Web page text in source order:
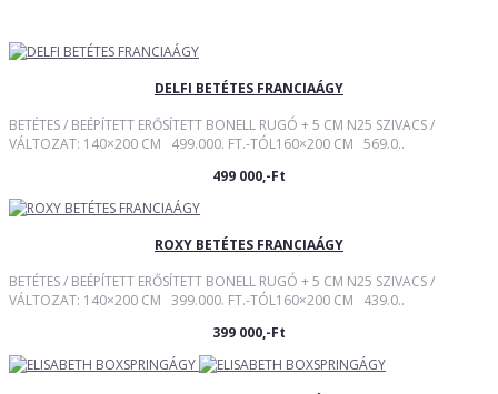
DELFI BETÉTES FRANCIAÁGY
BETÉTES / BEÉPÍTETT ERŐSÍTETT BONELL RUGÓ + 5 CM N25 SZIVACS /
VÁLTOZAT: 140×200 CM 499.000. FT.-TÓL160×200 CM 569.0..
499 000,-Ft
ROXY BETÉTES FRANCIAÁGY
BETÉTES / BEÉPÍTETT ERŐSÍTETT BONELL RUGÓ + 5 CM N25 SZIVACS /
VÁLTOZAT: 140×200 CM 399.000. FT.-TÓL160×200 CM 439.0..
399 000,-Ft